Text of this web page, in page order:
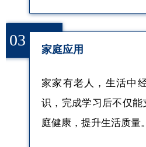
03
家庭应用
家家有老人，生活中
识，完成学习后不仅
庭健康，提升生活质量。